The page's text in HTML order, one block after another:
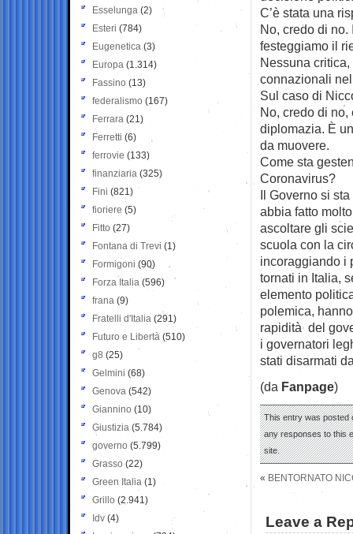
C’è stata una
No, credo di
festeggiamo il
Nessuna
connazionali
Sul caso di
No, credo di no,
diplomazia. È
da muovere.
Come sta
Coronavirus?
Il Governo si
abbia fatto
ascoltare gli
scuola con la
incoraggiando i
tornati in Italia,
elemento
polemica,
rapidità del
i governatori
stati disarmati
(da Fanpage)
This entry was posted
any responses to this
site.
« BENTORNATO
Leave a
Esselunga (2)
Esteri (784)
Eugenetica (3)
Europa (1.314)
Fassino (13)
federalismo (167)
Ferrara (21)
Ferretti (6)
ferrovie (133)
finanziaria (325)
Fini (821)
fioriere (5)
Fitto (27)
Fontana di Trevi (1)
Formigoni (90)
Forza Italia (596)
frana (9)
Fratelli d'Italia (291)
Futuro e Libertà (510)
g8 (25)
Gelmini (68)
Genova (542)
Giannino (10)
Giustizia (5.784)
governo (5.799)
Grasso (22)
Green Italia (1)
Grillo (2.941)
Idv (4)